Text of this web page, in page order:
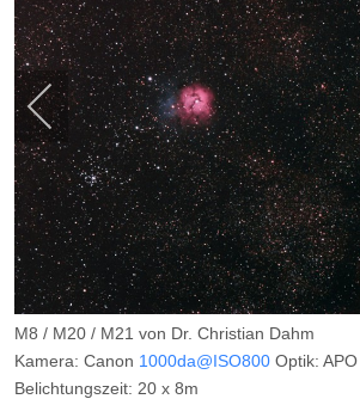
M8 / M20 / M21 von Dr. Christian Dahm
Kamera: Canon 1000da@ISO800 Optik:
Belichtungszeit: 20 x 8m